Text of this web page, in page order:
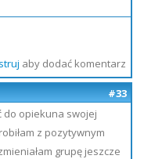
aby dodać komentarz
#33
do opiekuna swojej
z pozytywnym
grupę jeszcze